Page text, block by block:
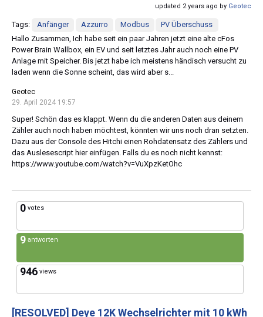
updated 2 years ago by Geotec
Tags: Anfänger Azzurro Modbus
PV Überschuss
Hallo Zusammen, Ich habe seit ein paar Jahren jetzt eine alte cFos
Power Brain Wallbox, ein EV und seit letztes Jahr auch noch eine PV
Anlage mit Speicher. Bis jetzt habe ich meistens händisch versucht zu
laden wenn die Sonne scheint, das wird aber s...
Geotec
29. April 2024 19:57
Super! Schön das es klappt. Wenn du die anderen Daten aus deinem
Zähler auch noch haben möchtest, könnten wir uns noch dran setzten.
Dazu aus der Console des Hitchi einen Rohdatensatz des Zählers und
das Auslesescript hier einfügen. Falls du es noch nicht kennst:
https://www.youtube.com/watch?v=VuXpzKetOhc
0 votes
9 antworten
946 views
[RESOLVED] Deye 12K Wechselrichter mit 10 kWh